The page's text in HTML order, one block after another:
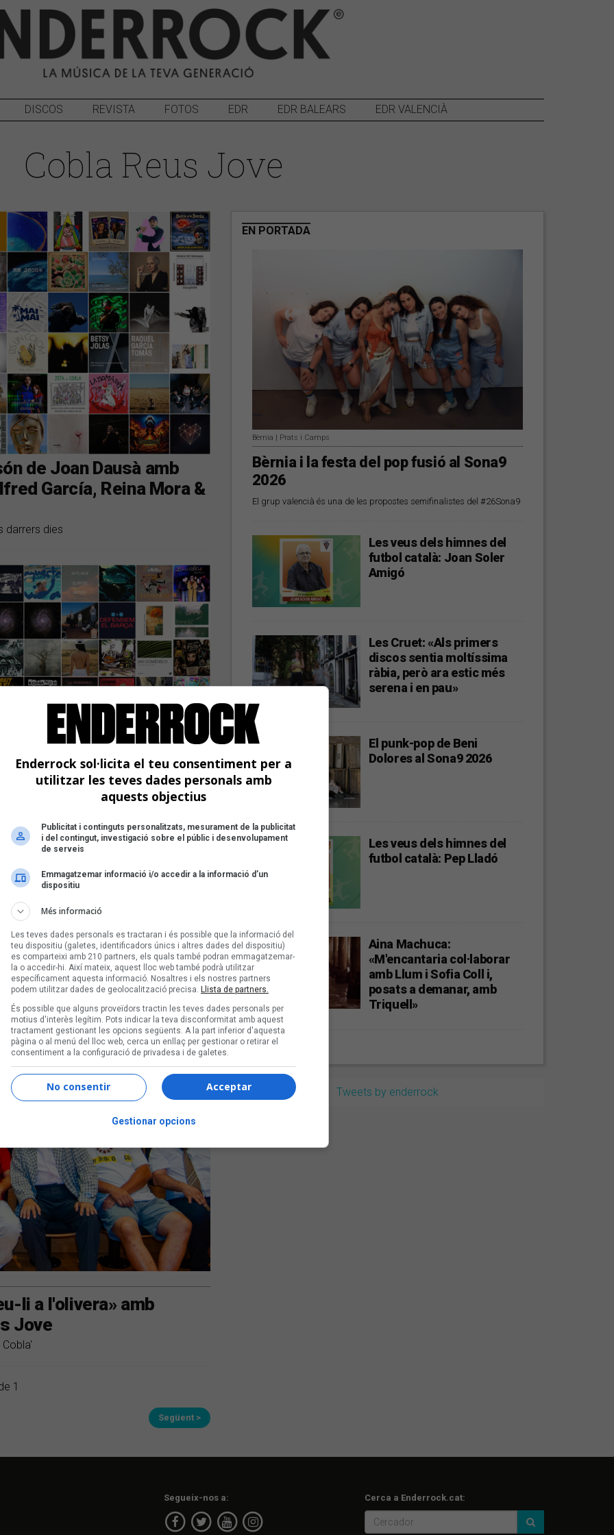
DISCOS REVISTA FOTOS EDR EDR BALEARS EDR VALENCIÀ
Cobla Reus Jove
de Joan Dausà amb
García, Reina Mora &
darrers dies
d'Esther, Els Amics de
Ice Cream, Remei de
darrers dies
li a l'olivera» amb
Jove
1
Següent >
EN PORTADA
Bèrnia | Prats i Camps
Bèrnia i la festa del pop fusió al Sona9
2026
El grup valencià és una de les propostes semifinalistes del #26Sona9
Les veus dels himnes del
futbol català: Joan Soler
Amigó
Les Cruet: «Als primers
discos sentia moltíssima
ràbia, però ara estic més
serena i en pau»
El punk-pop de Beni
Dolores al Sona9 2026
Les veus dels himnes del
futbol català: Pep Lladó
Aina Machuca:
«M'encantaria col·laborar
amb Llum i Sofia Coll i,
posats a demanar, amb
Triquell»
Tweets by enderrock
Segueix-nos a: Cerca a Enderrock.cat:
Enderrock sol·licita el teu consentiment per a
utilitzar les teves dades personals amb
aquests objectius
Publicitat i continguts personalitzats, mesurament de la publicitat
i del contingut, investigació sobre el públic i desenvolupament
de serveis
Emmagatzemar informació i/o accedir a la informació d’un
dispositiu
Més informació
Les teves dades personals es tractaran i és possible que la informació del
teu dispositiu (galetes, identificadors únics i altres dades del dispositiu)
es comparteixi amb 210 partners, els quals també podran emmagatzemar-
la o accedir-hi. Així mateix, aquest lloc web també podrà utilitzar
específicament aquesta informació. Nosaltres i els nostres partners
podem utilitzar dades de geolocalització precisa. Llista de partners.
És possible que alguns proveïdors tractin les teves dades personals per
motius d'interès legítim. Pots indicar la teva disconformitat amb aquest
tractament gestionant les opcions següents. A la part inferior d'aquesta
pàgina o al menú del lloc web, cerca un enllaç per gestionar o retirar el
consentiment a la configuració de privadesa i de galetes.
Acceptar
No consentir
Gestionar opcions